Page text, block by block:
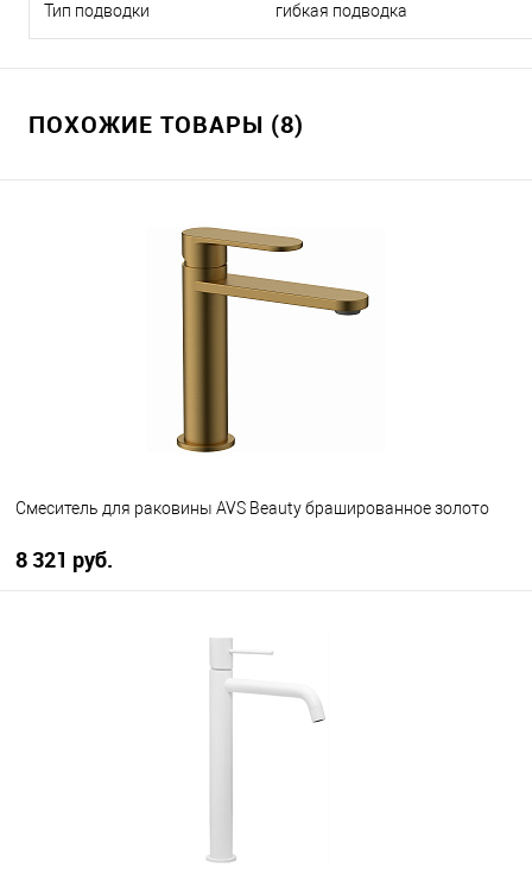
Тип подводки гибкая подводка
ПОХОЖИЕ ТОВАРЫ (8)
Смеситель для раковины AVS Beauty брашированное золото
8 321 руб.